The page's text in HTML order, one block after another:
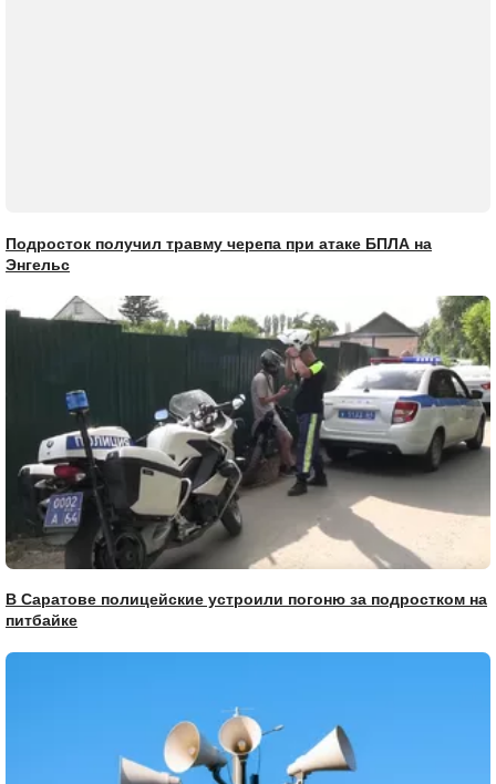
Подросток получил травму черепа при атаке БПЛА на
Энгельс
В Саратове полицейские устроили погоню за подростком на
питбайке